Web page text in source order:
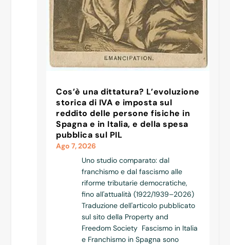
Cos’è una dittatura? L’evoluzione
storica di IVA e imposta sul
reddito delle persone fisiche in
Spagna e in Italia, e della spesa
pubblica sul PIL
Ago 7, 2026
Uno studio comparato: dal
franchismo e dal fascismo alle
riforme tributarie democratiche,
fino all'attualità (1922/1939–2026)
Traduzione dell'articolo pubblicato
sul sito della Property and
Freedom Society Fascismo in Italia
e Franchismo in Spagna sono